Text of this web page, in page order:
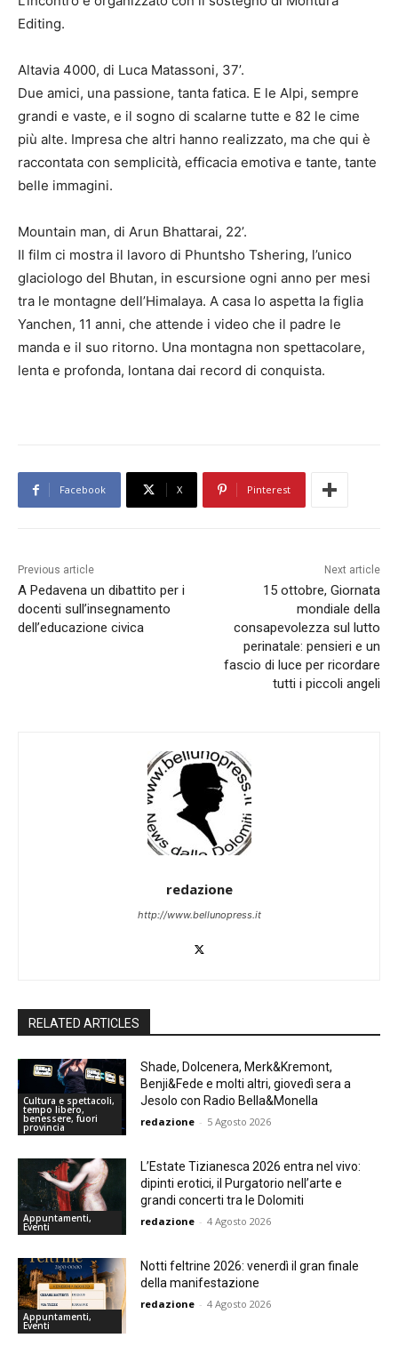
Editing.
Altavia 4000, di Luca Matassoni, 37’.
Due amici, una passione, tanta fatica. E le Alpi, sempre
grandi e vaste, e il sogno di scalarne tutte e 82 le cime
più alte. Impresa che altri hanno realizzato, ma che qui è
raccontata con semplicità, efficacia emotiva e tante, tante
belle immagini.
Mountain man, di Arun Bhattarai, 22’.
Il film ci mostra il lavoro di Phuntsho Tshering, l’unico
glaciologo del Bhutan, in escursione ogni anno per mesi
tra le montagne dell’Himalaya. A casa lo aspetta la figlia
Yanchen, 11 anni, che attende i video che il padre le
manda e il suo ritorno. Una montagna non spettacolare,
lenta e profonda, lontana dai record di conquista.
Facebook X Pinterest
Previous article
A Pedavena un dibattito per i
docenti sull’insegnamento
dell’educazione civica
Next article
15 ottobre, Giornata
mondiale della
consapevolezza sul lutto
perinatale: pensieri e un
fascio di luce per ricordare
tutti i piccoli angeli
redazione
http://www.bellunopress.it
RELATED ARTICLES
Cultura e spettacoli,
tempo libero,
benessere, fuori
provincia
Shade, Dolcenera, Merk&Kremont,
Benji&Fede e molti altri, giovedì sera a
Jesolo con Radio Bella&Monella
redazione - 5 Agosto 2026
Appuntamenti,
Eventi
L’Estate Tizianesca 2026 entra nel vivo:
dipinti erotici, il Purgatorio nell’arte e
grandi concerti tra le Dolomiti
redazione - 4 Agosto 2026
Appuntamenti,
Eventi
Notti feltrine 2026: venerdì il gran finale
della manifestazione
redazione - 4 Agosto 2026